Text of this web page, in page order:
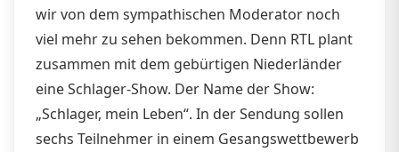
wir von dem sympathischen Moderator noch
viel mehr zu sehen bekommen. Denn RTL plant
zusammen mit dem gebürtigen Niederländer
eine Schlager-Show. Der Name der Show:
„Schlager, mein Leben“. In der Sendung sollen
sechs Teilnehmer in einem Gesangswettbewerb